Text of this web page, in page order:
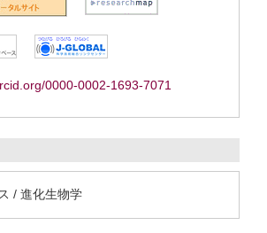
0000-0002-1693-7071
/ 進化生物学